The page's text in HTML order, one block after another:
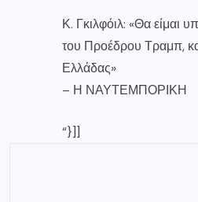
Κ. Γκιλφόιλ: «Θα είμαι
του Προέδρου Τραμπ,
Ελλάδας»
– Η ΝΑΥΤΕΜΠΟΡΙΚΗ
“}]]